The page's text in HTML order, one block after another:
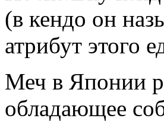
(в кендо он
атрибут этого
Меч в Японии
обладающее